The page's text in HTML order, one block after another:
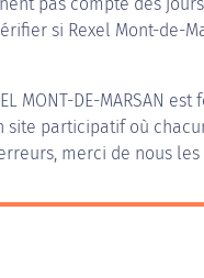
si Rexel Mont-de-
MONT-DE-MARSAN est
site participatif où
merci de nous les